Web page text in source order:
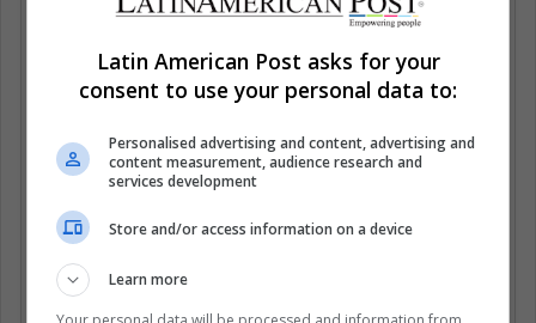
Latin American Post asks for your
consent to use your personal data to:
Personalised advertising and content, advertising and
content measurement, audience research and
services development
Store and/or access information on a device
Learn more